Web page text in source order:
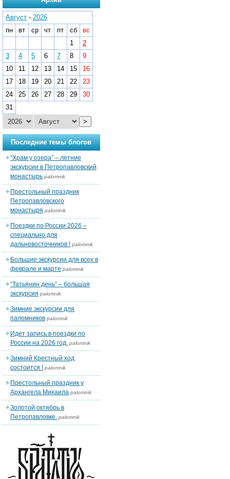
Август - 2026
пн
вт ср чт пт сб
вс
1
2
3
4 5 6 7 8
9
10
11 12 13 14 15
16
17
18 19 20 21 22
23
24
25 26 27 28 29
30
31
>
Последние темы блогов
“Храм у озера” – летние
экскурсии в Петропавловский
монастырь palomnik
Престольный праздник
Петропавловского
монастыря palomnik
Поездки по России 2026 –
специально для
дальневосточников ! palomnik
Большие экскурсии для всех в
феврале и марте palomnik
“Татьянин день” – большая
экскурсия palomnik
Зимние экскурсии для
паломников palomnik
Идет запись в поездки по
России на 2026 год. palomnik
Зимний Крестный ход
состоится ! palomnik
Престольный праздник у
Архангела Михаила palomnik
Золотой октябрь в
Петропавловке. palomnik